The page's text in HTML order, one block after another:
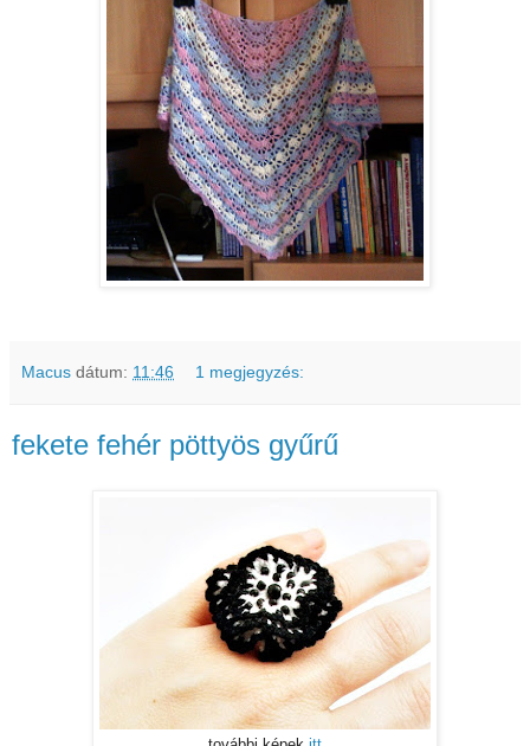
Macus dátum: 11:46 1 megjegyzés:
fekete fehér pöttyös gyűrű